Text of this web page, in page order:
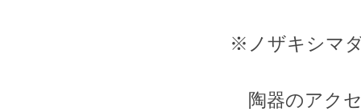
※ノザキシマ
陶器のアク